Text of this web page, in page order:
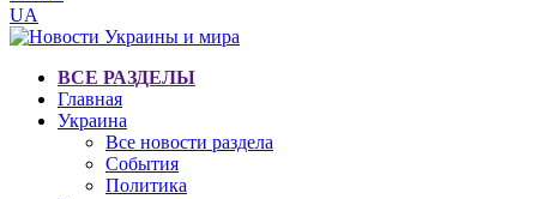
UA
ВСЕ РАЗДЕЛЫ
Главная
Украина
Все новости раздела
События
Политика